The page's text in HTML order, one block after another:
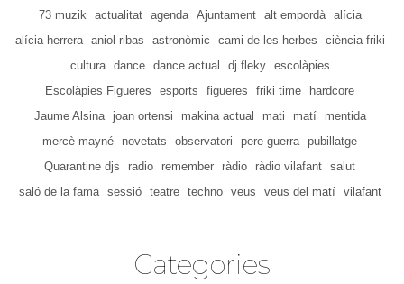
73 muzik actualitat agenda Ajuntament alt empordà
alícia
alícia herrera
aniol ribas astronòmic cami de les herbes
ciència friki
cultura
dance dance actual dj fleky
escolàpies
Escolàpies Figueres
esports figueres friki time
hardcore
Jaume Alsina
joan ortensi makina actual mati matí
mentida
mercè mayné
novetats observatori pere guerra pubillatge
Quarantine djs
radio remember ràdio ràdio vilafant salut
saló de la fama
sessió teatre techno veus veus del matí vilafant
Categories